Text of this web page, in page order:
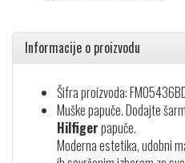
Informacije o proizvodu
Šifra proizvoda:
Muške papuče. Dodajte
Hilfigerpapuče.
Moderna estetika, udobni